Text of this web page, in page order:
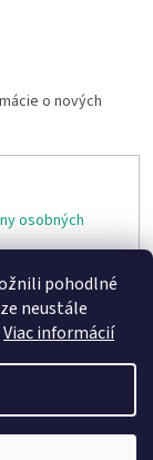
pohodlné
neustále
Viac informácií
o nových
osobných